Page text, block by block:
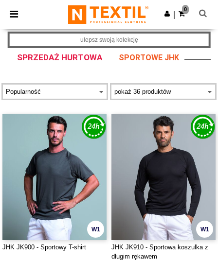
× Aplikacja Ntextil
Lepsze ceny w aplikacji!
Pobierz app
0
SPRZEDAŻ HURTOWA SPORTOWE JHK
ulepsz swoją kolekcję
W1
JHK JK900 - Sportowy T-shirt
W1
JHK JK910 - Sportowa koszulka z
długim rękawem